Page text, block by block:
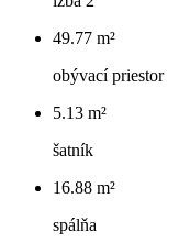
49.77 m²
obývací priestor
5.13 m²
šatník
16.88 m²
spálňa